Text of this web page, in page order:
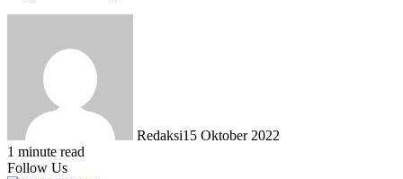
Redaksi15 Oktober 2022
1 minute read
Follow Us